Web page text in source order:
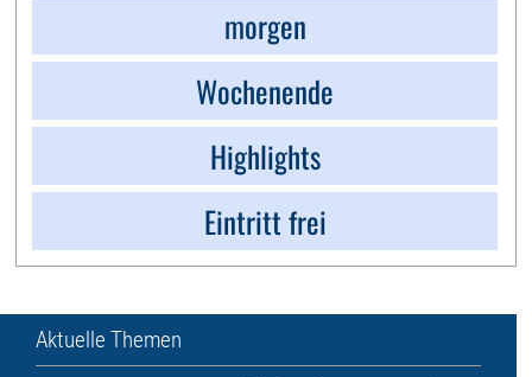
morgen
Wochenende
Highlights
Eintritt frei
Aktuelle Themen